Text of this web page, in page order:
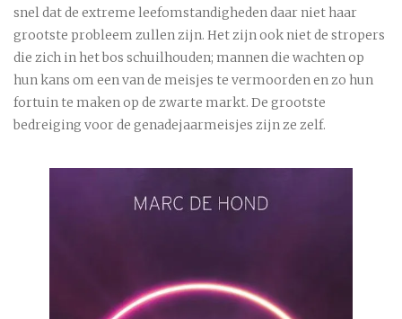
snel dat de extreme leefomstandigheden daar niet haar
grootste probleem zullen zijn. Het zijn ook niet de stropers
die zich in het bos schuilhouden; mannen die wachten op
hun kans om een van de meisjes te vermoorden en zo hun
fortuin te maken op de zwarte markt. De grootste
bedreiging voor de genadejaarmeisjes zijn ze zelf.